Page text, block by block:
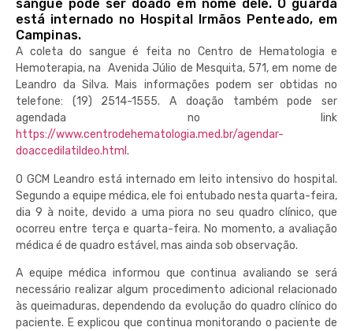
sangue pode ser doado em nome dele. O guarda
está internado no Hospital Irmãos Penteado, em
Campinas.
A coleta do sangue é feita no Centro de Hematologia e
Hemoterapia, na Avenida Júlio de Mesquita, 571, em nome de
Leandro da Silva. Mais informações podem ser obtidas no
telefone: (19) 2514-1555. A doação também pode ser
agendada no link
https://www.centrodehematologia.med.br/agendar-
doaccedilatildeo.html.
O GCM Leandro está internado em leito intensivo do hospital.
Segundo a equipe médica, ele foi entubado nesta quarta-feira,
dia 9 à noite, devido a uma piora no seu quadro clínico, que
ocorreu entre terça e quarta-feira. No momento, a avaliação
médica é de quadro estável, mas ainda sob observação.
A equipe médica informou que continua avaliando se será
necessário realizar algum procedimento adicional relacionado
às queimaduras, dependendo da evolução do quadro clínico do
paciente. E explicou que continua monitorando o paciente de